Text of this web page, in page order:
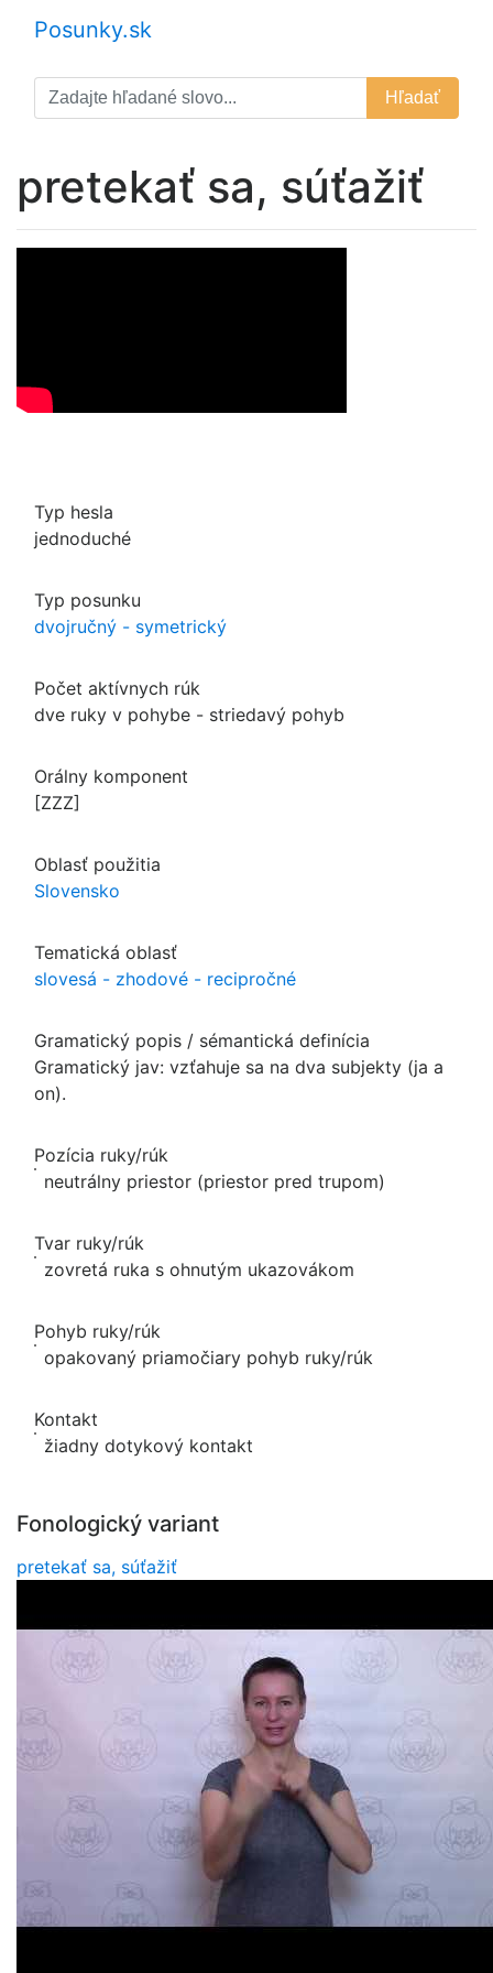
Posunky.sk
Hľadať
pretekať sa, súťažiť
Typ hesla
jednoduché
Typ posunku
dvojručný - symetrický
Počet aktívnych rúk
dve ruky v pohybe - striedavý pohyb
Orálny komponent
[ZZZ]
Oblasť použitia
Slovensko
Tematická oblasť
slovesá - zhodové - recipročné
Gramatický popis / sémantická definícia
Gramatický jav: vzťahuje sa na dva subjekty (ja a
on).
Pozícia ruky/rúk
neutrálny priestor (priestor pred trupom)
Tvar ruky/rúk
zovretá ruka s ohnutým ukazovákom
Pohyb ruky/rúk
opakovaný priamočiary pohyb ruky/rúk
Kontakt
žiadny dotykový kontakt
Fonologický variant
pretekať sa, súťažiť